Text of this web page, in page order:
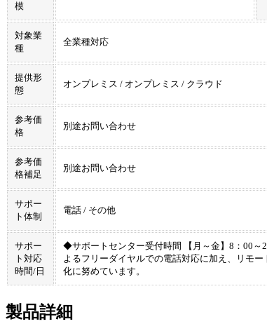
模
対象業
種
全業種対応
提供形
態
オンプレミス / オンプレミス / クラウド
参考価
格
別途お問い合わせ
参考価
格補足
別途お問い合わせ
サポー
ト体制
電話 / その他
サポー
ト対応
時間/日
◆サポートセンター受付時間 【月～金】8：00
よるフリーダイヤルでの電話対応に加え、リモ
化に努めています。
製品詳細